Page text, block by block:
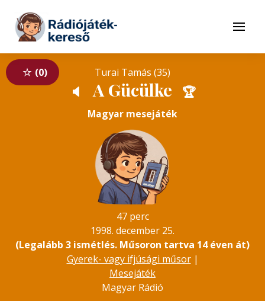
Tovább a tartalomhoz
Menü
0 Turai Tamás (35)
🔈 A Gücülke 🏆
Magyar mesejáték
47 perc
1998. december 25.
(Legalább 3 ismétlés. Műsoron tartva 14 éven át)
Gyerek- vagy ifjúsági műsor|
Mesejáték
Magyar Rádió